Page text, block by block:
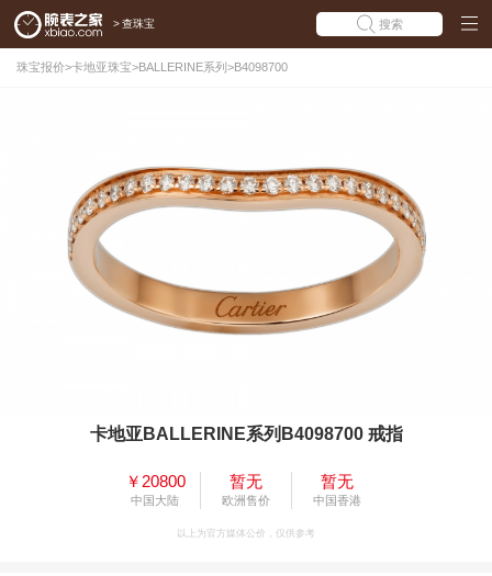
> 查珠宝 搜索
珠宝报价>卡地亚珠宝>BALLERINE系列 >B4098700
卡地亚BALLERINE系列B4098700 戒指
￥20800
中国大陆
暂无
欧洲售价
暂无
中国香港
以上为官方媒体公价，仅供参考